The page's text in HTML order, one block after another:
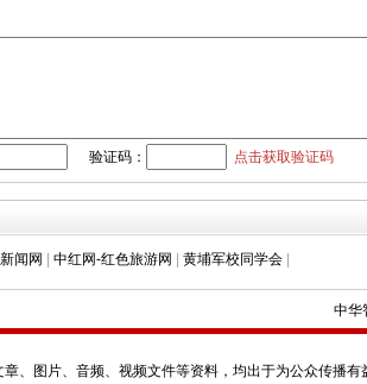
验证码： 点击获取验证码
闻网 | 中红网-红色旅游网 | 黄埔军校同学会 |
中华
、图片、音频、视频文件等资料，均出于为公众传播